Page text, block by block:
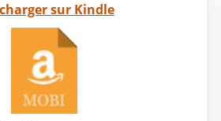
sur Kindle